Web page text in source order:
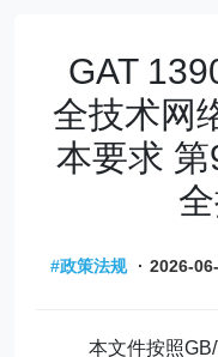
GAT
全技术网
本要求
#政策法规 · 2026-
本文件按照